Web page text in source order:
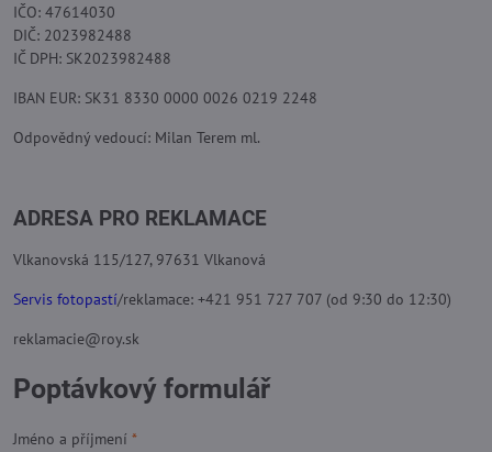
IČO: 47614030
DIČ: 2023982488
IČ DPH: SK2023982488
IBAN EUR: SK31 8330 0000 0026 0219 2248
Odpovědný vedoucí: Milan Terem ml.
ADRESA PRO REKLAMACE
Vlkanovská 115/127, 97631 Vlkanová
Servis fotopastí/reklamace: +421 951 727 707 (od 9:30 do 12:30)
reklamacie@roy.sk
Poptávkový formulář
Jméno a příjmení *